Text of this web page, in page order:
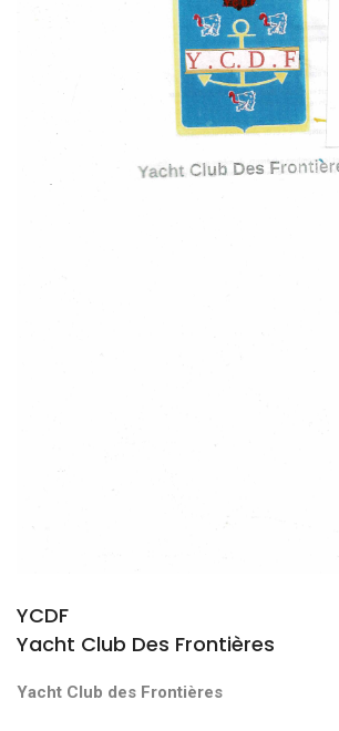
YCDF
Yacht Club Des Frontières
Yacht Club des Frontières